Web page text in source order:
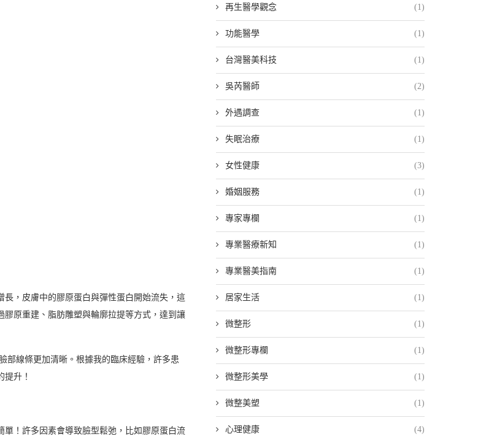
，皮膚中的膠原蛋白與彈性蛋白開始流失，這
原重建、脂肪雕塑與輪廓拉提等方式，達到讓
部線條更加清晰。根據我的臨床經驗，許多患
升！
！許多因素會導致臉型鬆弛，比如膠原蛋白流
再生醫學觀念 (1)
功能醫學 (1)
台灣醫美科技 (1)
吳芮醫師 (2)
外遇調查 (1)
失眠治療 (1)
女性健康 (3)
婚姻服務 (1)
專家專欄 (1)
專業醫療新知 (1)
專業醫美指南 (1)
居家生活 (1)
微整形 (1)
微整形專欄 (1)
微整形美學 (1)
微整美塑 (1)
心理健康 (4)